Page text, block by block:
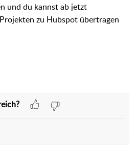
und du kannst ab jetzt
zu Hubspot übertragen